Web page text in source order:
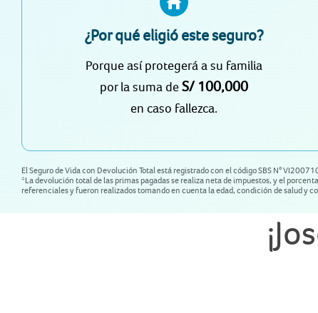
¿Por qué eligió este seguro?
Porque así protegerá a su familia
por la suma de S/ 100,000
en caso fallezca.
El Seguro de Vida con Devolución Total está registrado con el código SBS N°
*La devolución total de las primas pagadas se realiza neta de impuestos, y el
referenciales y fueron realizados tomando en cuenta la edad, condición de salud y